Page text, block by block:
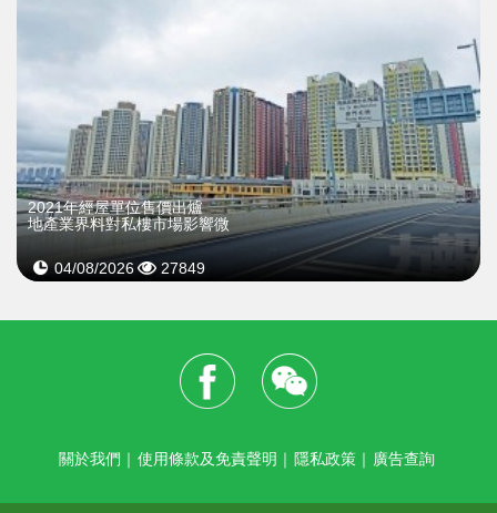
2021年經屋單位售價出爐
地產業界料對私樓市場影響微
04/08/2026 27849
關於我們 ｜ 使用條款及免責聲明 ｜ 隱私政策 ｜ 廣告查詢